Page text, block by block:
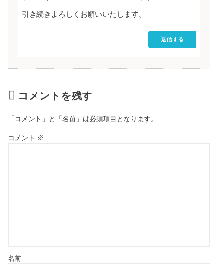
引き続きよろしくお願いいたします。
返信する
コメントを残す
「コメント」と「名前」は必須項目となります。
コメント ※
名前